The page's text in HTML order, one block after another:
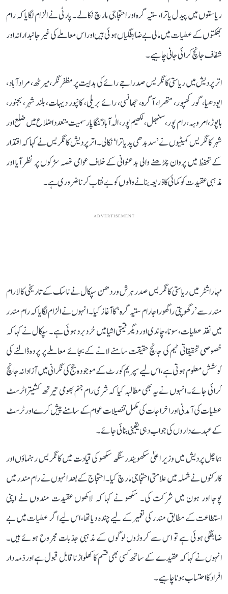
ریاستوں میں پیدل یاترا، ستیہ گرہ اور احتجاجی مارچ نکالے۔ پارٹی نے الزام لگایا کہ رام
بھکتوں کے عطیات میں مالی بے ضابطگیاں ہوئی ہیں اور اس معاملے کی غیر جانبدارانہ اور
شفاف جانچ کرائی جانی چاہیے۔
اتر پردیش میں ریاستی کانگریس صدر اجے رائے کی ہدایت پر مظفرنگر، میرٹھ، مرادآباد،
ایودھیا، گورکھپور، متھرا، آگرہ، جھانسی، رائے بریلی، کانپور دیہات، بلند شہر، بجنور،
ہاپوڑ، امروہہ، رام پور، سنبھل، لکھیم پور، الٰہ آباد گنگا پار سمیت متعدد اضلاع میں ضلع اور
شہر کانگریس کمیٹیوں نے ’سدبدھی پدیاترا‘ نکالی۔ اتر پردیش کانگریس نے کہا کہ اقتدار
کے تحفظ میں پروان چڑھنے والی بدعنوانی کے خلاف عوامی غصہ سڑکوں پر نظر آیا اور
مذہبی عقیدت کو کمائی کا ذریعہ بنانے والوں کو بے نقاب کرنا ضروری ہے۔
ADVERTISEMENT
مہاراشٹر میں ریاستی کانگریس صدر ہرش وردھن سپکال نے ناسک کے تاریخی کالارام
مندر سے ’رگھوپتی راگھو راجارام ستیہ گرہ‘ کا آغاز کیا۔ انہوں نے الزام لگایا کہ رام مندر
میں نقد عطیات، سونا، چاندی اور دیگر قیمتی اشیا میں خردبرد ہوئی ہے۔ سپکال نے کہا کہ
خصوصی تحقیقاتی ٹیم کی جانچ حقیقت سامنے لانے کے بجائے معاملے پر پردہ ڈالنے کی
کوشش معلوم ہوتی ہے، اس لیے سپریم کورٹ کے موجودہ جج کی نگرانی میں آزادانہ جانچ
کرائی جائے۔ انہوں نے یہ بھی مطالبہ کیا کہ شری رام جنم بھومی تیرتھ کشیترا ٹرسٹ
عطیات کی آمدنی اور اخراجات کی مکمل تفصیلات عوام کے سامنے پیش کرے اور ٹرسٹ
کے عہدے داروں کی جواب دہی یقینی بنائی جائے۔
ہماچل پردیش میں وزیر اعلیٰ سکھویندر سنگھ سکھو کی قیادت میں کانگریس رہنماؤں اور
کارکنوں نے شملہ میں علامتی احتجاجی مارچ کیا۔ احتجاج کے بعد انہوں نے رام مندر میں
پوجا اور ہون میں شرکت کی۔ سکھو نے کہا کہ لاکھوں عقیدت مندوں نے اپنی
استطاعت کے مطابق مندر کی تعمیر کے لیے چندہ دیا تھا، اس لیے اگر عطیات میں بے
ضابطگی ہوئی ہے تو اس سے کروڑوں لوگوں کے مذہبی جذبات مجروح ہوئے ہیں۔
انہوں نے کہا کہ عقیدے کے ساتھ کسی بھی قسم کا کھلواڑ ناقابل قبول ہے اور ذمہ دار
افراد کا احتساب ہونا چاہیے۔